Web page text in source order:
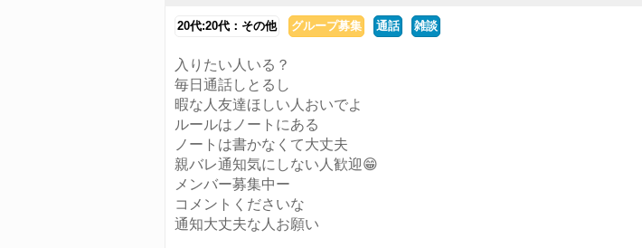
20代:20代：その他 グループ募集 通話 雑談
入りたい人いる？
毎日通話しとるし
暇な人友達ほしい人おいでよ
ルールはノートにある
ノートは書かなくて大丈夫
親バレ通知気にしない人歓迎😁
メンバー募集中ー
コメントくださいな
通知大丈夫な人お願い